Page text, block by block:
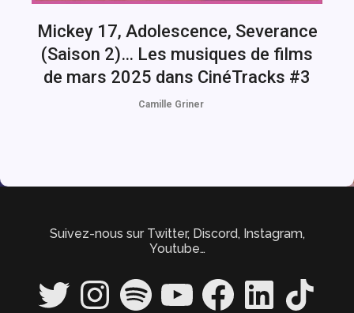
Mickey 17, Adolescence, Severance
(Saison 2)… Les musiques de films
de mars 2025 dans CinéTracks #3
Camille Griner
Suivez-nous sur Twitter, Discord, Instagram,
Youtube…
Twitter InstagramSpotify YouTube FacebookLinkedIn TikTok